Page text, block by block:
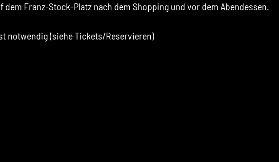
dem Franz-Stock-Platz nach dem Shopping und vor dem Abendessen.
notwendig (siehe Tickets/Reservieren)